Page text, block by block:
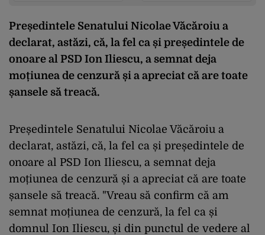
Președintele Senatului Nicolae Văcăroiu a
declarat, astăzi, că, la fel ca și președintele de
onoare al PSD Ion Iliescu, a semnat deja
moțiunea de cenzură și a apreciat că are toate
șansele să treacă.
Președintele Senatului Nicolae Văcăroiu a
declarat, astăzi, că, la fel ca și președintele de
onoare al PSD Ion Iliescu, a semnat deja
moțiunea de cenzură și a apreciat că are toate
șansele să treacă. "Vreau să confirm că am
semnat moțiunea de cenzură, la fel ca și
domnul Ion Iliescu, și din punctul de vedere al